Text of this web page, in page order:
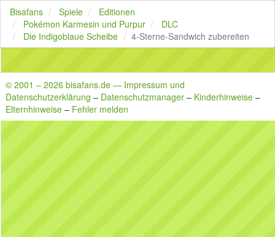
Bisafans Spiele
Editionen
Pokémon Karmesin und Purpur
DLC
Die Indigoblaue Scheibe
4-Sterne-Sandwich zubereiten
© 2001 – 2026 bisafans.de — Impressum und
Datenschutzerklärung – Datenschutzmanager – Kinderhinweise –
Elternhinweise – Fehler melden